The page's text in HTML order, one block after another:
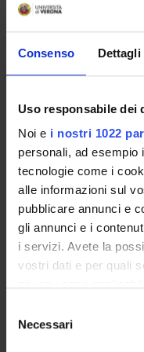
Consenso Dettagli
Uso responsabile dei
Noi e i nostri 1022
personali, ad esempio
tecnologie come i
alle informazioni sul
pubblicare annunci e
gli annunci e i
i servizi. Avete la
vostri dati e per quali
modificare o revocare
momento dalla
delNecessari
Come iscriversi e
Piani didattici
Insegnamenti
Bacheca avvisi
Documenti
Servizio Studenti
OFFERTA
SEMESTRE FILTRO